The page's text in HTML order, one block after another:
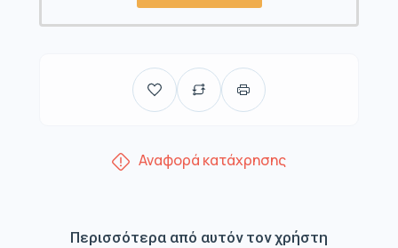
Αναφορά κατάχρησης
Περισσότερα από αυτόν τον χρήστη